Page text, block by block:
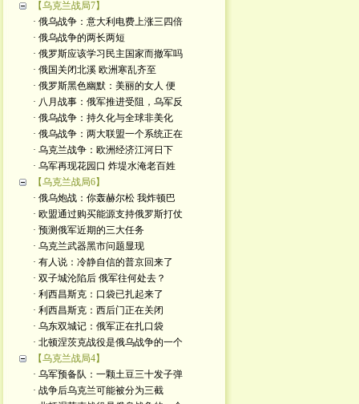
【乌克兰战局7】
· 俄乌战争：意大利电费上涨三四倍
· 俄乌战争的两长两短
· 俄罗斯应该学习民主国家而撤军吗
· 俄国关闭北溪 欧洲寒乱齐至
· 俄罗斯黑色幽默：美丽的女人 便
· 八月战事：俄军推进受阻，乌军反
· 俄乌战争：持久化与全球非美化
· 俄乌战争：两大联盟一个系统正在
· 乌克兰战争：欧洲经济江河日下
· 乌军再现花园口 炸堤水淹老百姓
【乌克兰战局6】
· 俄乌炮战：你轰赫尔松 我炸顿巴
· 欧盟通过购买能源支持俄罗斯打仗
· 预测俄军近期的三大任务
· 乌克兰武器黑市问题显现
· 有人说：冷静自信的普京回来了
· 双子城沦陷后 俄军往何处去？
· 利西昌斯克：口袋已扎起来了
· 利西昌斯克：西后门正在关闭
· 乌东双城记：俄军正在扎口袋
· 北顿涅茨克战役是俄乌战争的一个
【乌克兰战局4】
· 乌军预备队：一颗土豆三十发子弹
· 战争后乌克兰可能被分为三截